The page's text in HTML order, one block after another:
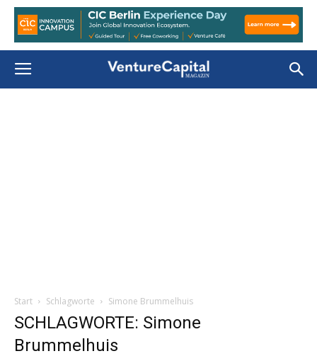
Start Schlagworte Simone Brummelhuis
SCHLAGWORTE: Simone
Brummelhuis